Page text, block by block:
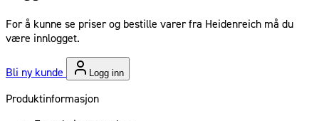
For å kunne se priser og bestille varer fra Heidenreich må du
være innlogget.
Bli ny kunde Logg inn
Produktinformasjon